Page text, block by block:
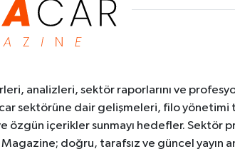
analizleri, sektör raporlarını ve
sektörüne dair gelişmeleri, filo
içerikler sunmayı hedefler. Sektör
doğru, tarafsız ve güncel yayın